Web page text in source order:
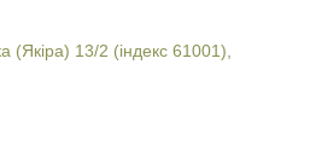
(Якіра) 13/2 (індекс 61001),